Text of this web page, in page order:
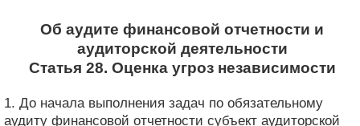
Об аудите финансовой отчетности и
аудиторской деятельности
Статья 28. Оценка угроз независимости
1. До начала выполнения задач по обязательному
аудиту финансовой отчетности субъект аудиторской